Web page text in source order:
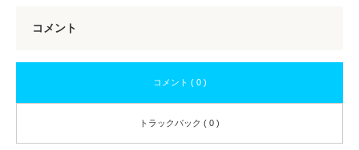
コメント
コメント ( 0 )
トラックバック ( 0 )